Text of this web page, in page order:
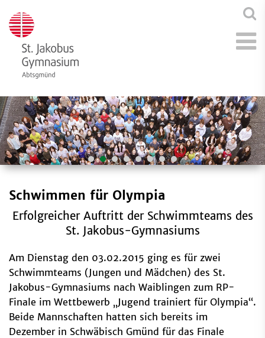
Schwimmen für Olympia
Erfolgreicher Auftritt der Schwimmteams des
St. Jakobus-Gymnasiums
Am Dienstag den 03.02.2015 ging es für zwei
Schwimmteams (Jungen und Mädchen) des St.
Jakobus-Gymnasiums nach Waiblingen zum RP-
Finale im Wettbewerb „Jugend trainiert für Olympia“.
Beide Mannschaften hatten sich bereits im
Dezember in Schwäbisch Gmünd für das Finale